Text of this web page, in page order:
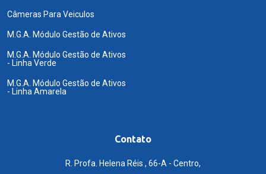
Câmeras Para Veiculos
M.G.A. Módulo Gestão de Ativos
M.G.A. Módulo Gestão de Ativos
- Linha Verde
M.G.A. Módulo Gestão de Ativos
- Linha Amarela
Contato
R. Profa. Helena Réis , 66-A - Centro,